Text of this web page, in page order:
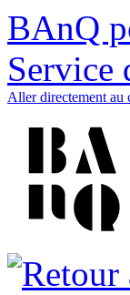
BAnQ
Service
Aller directement au